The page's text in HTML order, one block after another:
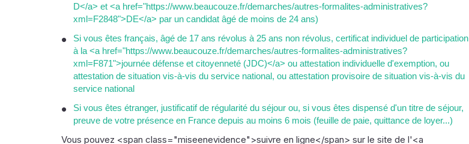
D</a> et <a href="https://www.beaucouze.fr/demarches/autres-formalites-administratives?
xml=F2848">DE</a> par un candidat âgé de moins de 24 ans)
Si vous êtes français, âgé de 17 ans révolus à 25 ans non révolus, certificat individuel de participation
à la <a href="https://www.beaucouze.fr/demarches/autres-formalites-administratives?
xml=F871">journée défense et citoyenneté (JDC)</a> ou attestation individuelle d'exemption, ou
attestation de situation vis-à-vis du service national, ou attestation provisoire de situation vis-à-vis du
service national
Si vous êtes étranger, justificatif de régularité du séjour ou, si vous êtes dispensé d'un titre de séjour,
preuve de votre présence en France depuis au moins 6 mois (feuille de paie, quittance de loyer...)
Vous pouvez <span class="miseenevidence">suivre en ligne</span> sur le site de l'<a